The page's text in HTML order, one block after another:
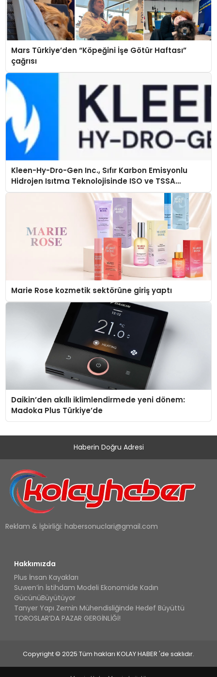
Mars Türkiye’den “Köpeğini İşe Götür Haftası”
çağrısı
Kleen-Hy-Dro-Gen Inc., Sıfır Karbon Emisyonlu
Hidrojen Isıtma Teknolojisinde ISO ve TSSA
Düzenleyici Onaylarını Aldı
Marie Rose kozmetik sektörüne giriş yaptı
Daikin’den akıllı iklimlendirmede yeni dönem:
Madoka Plus Türkiye’de
Haberin Doğru Adresi
Reklam & İşbirliği: habersonuclari@gmail.com
Hakkımızda
Plus İnsan Kayakları
Suwen’in İstihdam Modeli Ekonomide Kadın
GücünüBüyütüyor
Tanyer Yapı Zemin Mühendisliğinde Hedef Büyüttü
TOROSLAR’DA PAZAR GERGİNLİĞİ!
Copyright © 2025 Tüm hakları KOLAY HABER 'de saklıdır.